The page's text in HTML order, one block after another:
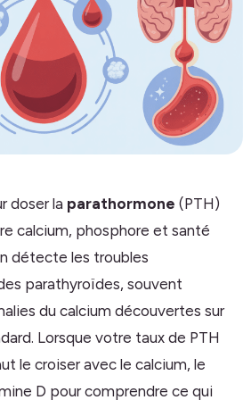
doser la parathormone (PTH)
calcium, phosphore et santé
détecte les troubles
parathyroïdes, souvent
du calcium découvertes sur
Lorsque votre taux de PTH
le croiser avec le calcium, le
D pour comprendre ce qui